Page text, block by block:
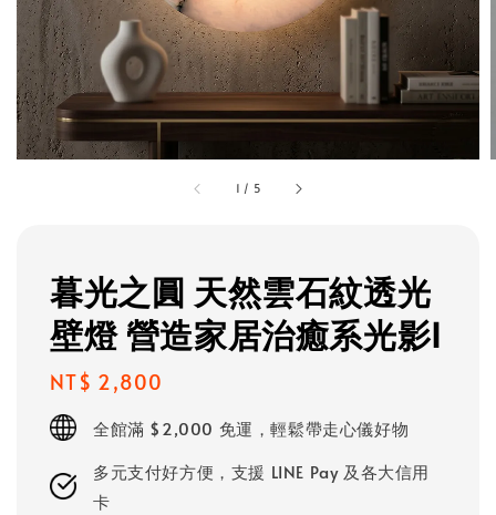
1 / 5
暮光之圓 天然雲石紋透光
壁燈 營造家居治癒系光影I
Regular
price
NT$ 2,800
全館滿 $2,000 免運，輕鬆帶走心儀好物
多元支付好方便，支援 LINE Pay 及各大信用
卡